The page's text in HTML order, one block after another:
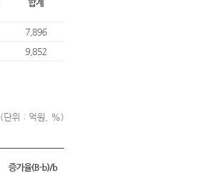
합계
7,896
9,852
(단위 : 억원, %)
증가율(B-b)/b